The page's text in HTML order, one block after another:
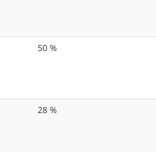
50 %
28 %